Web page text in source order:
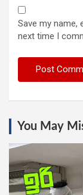
Save my name,
next time I
You May